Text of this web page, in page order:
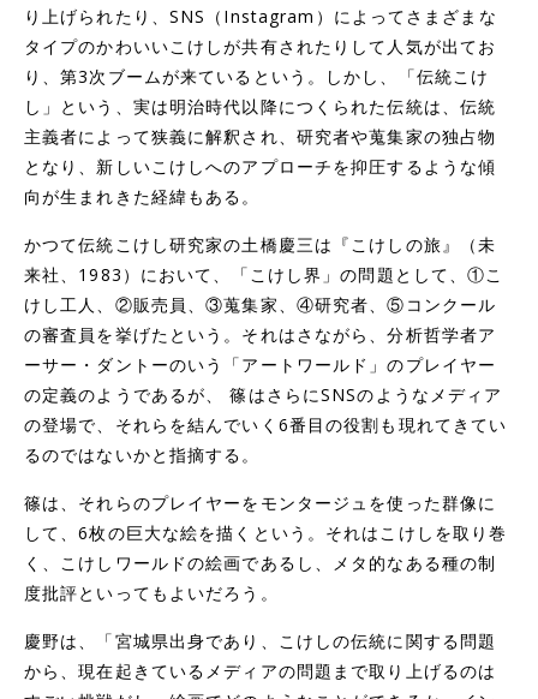
り上げられたり、SNS（Instagram）によってさまざまな
タイプのかわいいこけしが共有されたりして人気が出てお
り、第3次ブームが来ているという。しかし、「伝統こけ
し」という、実は明治時代以降につくられた伝統は、伝統
主義者によって狭義に解釈され、研究者や蒐集家の独占物
となり、新しいこけしへのアプローチを抑圧するような傾
向が生まれきた経緯もある。
かつて伝統こけし研究家の土橋慶三は『こけしの旅』（未
来社、1983）において、「こけし界」の問題として、①こ
けし工人、②販売員、③蒐集家、④研究者、⑤コンクール
の審査員を挙げたという。それはさながら、分析哲学者ア
ーサー・ダントーのいう「アートワールド」のプレイヤー
の定義のようであるが、 篠はさらにSNSのようなメディア
の登場で、それらを結んでいく6番目の役割も現れてきてい
るのではないかと指摘する。
篠は、それらのプレイヤーをモンタージュを使った群像に
して、6枚の巨大な絵を描くという。それはこけしを取り巻
く、こけしワールドの絵画であるし、メタ的なある種の制
度批評といってもよいだろう。
慶野は、「宮城県出身であり、こけしの伝統に関する問題
から、現在起きているメディアの問題まで取り上げるのは